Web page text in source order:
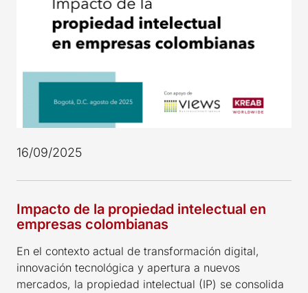
16/09/2025
Impacto de la propiedad intelectual en
empresas colombianas
En el contexto actual de transformación digital,
innovación tecnológica y apertura a nuevos
mercados, la propiedad intelectual (IP) se consolida